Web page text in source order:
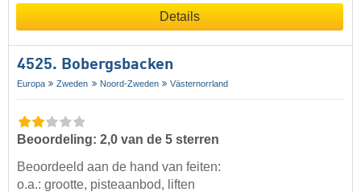
Details
4525. Bobergsbacken
Europa Zweden Noord-Zweden Västernorrland
Beoordeling: 2,0 van de 5 sterren
Beoordeeld aan de hand van feiten:
o.a.: grootte, pisteaanbod, liften